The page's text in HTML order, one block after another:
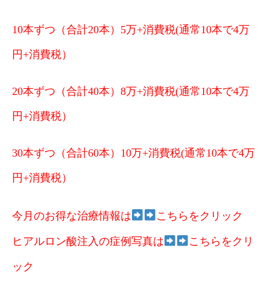
10本ずつ（合計20本）5万+消費税(通常10本で4万
円+消費税）
20本ずつ（合計40本）8万+消費税(通常10本で4万
円+消費税）
30本ずつ（合計60本）10万+消費税(通常10本で4万
円+消費税）
今月のお得な治療情報は こちらをクリック
ヒアルロン酸注入の症例写真は こちらをクリ
ック